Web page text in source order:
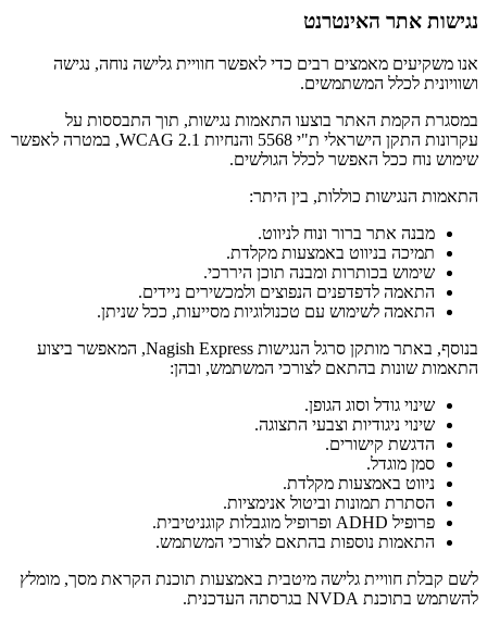
נגישות אתר האינטרנט
אנו משקיעים מאמצים רבים כדי לאפשר חוויית גלישה נוחה, נגישה
ושוויונית לכלל המשתמשים.
במסגרת הקמת האתר בוצעו התאמות נגישות, תוך התבססות על
עקרונות התקן הישראלי ת"י 5568 והנחיות WCAG 2.1, במטרה לאפשר
שימוש נוח ככל האפשר לכלל הגולשים.
התאמות הנגישות כוללות, בין היתר:
מבנה אתר ברור ונוח לניווט.
תמיכה בניווט באמצעות מקלדת.
שימוש בכותרות ומבנה תוכן היררכי.
התאמה לדפדפנים הנפוצים ולמכשירים ניידים.
התאמה לשימוש עם טכנולוגיות מסייעות, ככל שניתן.
בנוסף, באתר מותקן סרגל הנגישות Nagish Express, המאפשר ביצוע
התאמות שונות בהתאם לצורכי המשתמש, ובהן:
שינוי גודל וסוג הגופן.
שינוי ניגודיות וצבעי התצוגה.
הדגשת קישורים.
סמן מוגדל.
ניווט באמצעות מקלדת.
הסתרת תמונות וביטול אנימציות.
פרופיל ADHD ופרופיל מוגבלות קוגניטיבית.
התאמות נוספות בהתאם לצורכי המשתמש.
לשם קבלת חוויית גלישה מיטבית באמצעות תוכנת הקראת מסך, מומלץ
להשתמש בתוכנת NVDA בגרסתה העדכנית.